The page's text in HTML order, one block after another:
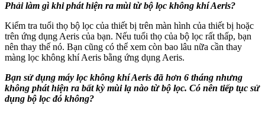
Phải làm gì khi phát hiện ra mùi từ bộ lọc không khí Aeris?
Kiểm tra tuổi thọ bộ lọc của thiết bị trên màn hình của thiết bị hoặc
trên ứng dụng Aeris của bạn. Nếu tuổi thọ của bộ lọc rất thấp, bạn
nên thay thế nó. Bạn cũng có thể xem còn bao lâu nữa cần thay
màng lọc không khí Aeris bằng ứng dụng Aeris.
Bạn sử dụng máy lọc không khí Aeris đã hơn 6 tháng nhưng
không phát hiện ra bất kỳ mùi lạ nào từ bộ lọc. Có nên tiếp tục sử
dụng bộ lọc đó không?